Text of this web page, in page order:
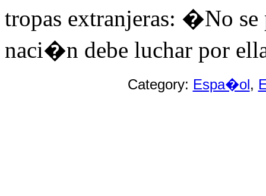
tropas extranjeras: �No se
naci�n debe luchar por
Category: Espa�ol,